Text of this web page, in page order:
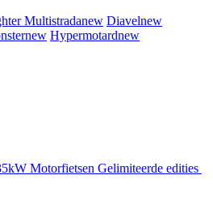
Multistradanew Diavelnew
new Hypermotardnew
Motorfietsen Gelimiteerde edities